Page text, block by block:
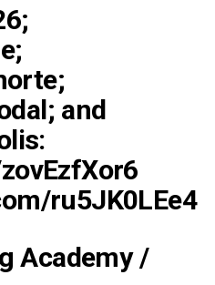
;
;
;
and
:
ru5JK0LEe4
Academy /